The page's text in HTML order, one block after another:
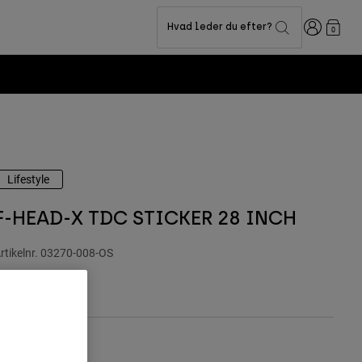
Hvad leder du efter? Logon0
Lifestyle
HEAD-X TDC STICKER 28 INCH
03270-008-OS